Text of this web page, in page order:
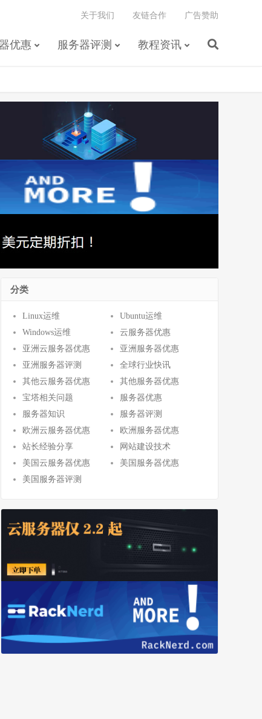
优惠 服务器评测 教程资讯
关于我们 友链合作 广告赞助
分类
Linux运维
Ubuntu运维
Windows运维
云服务器优惠
亚洲云服务器优惠
亚洲服务器优惠
亚洲服务器评测
全球行业快讯
其他云服务器优惠
其他服务器优惠
宝塔相关问题
服务器优惠
服务器知识
服务器评测
欧洲云服务器优惠
欧洲服务器优惠
站长经验分享
网站建设技术
美国云服务器优惠
美国服务器优惠
美国服务器评测